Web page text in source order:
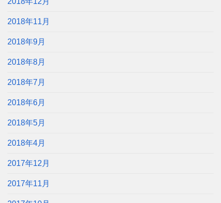
2018年11月
2018年9月
2018年8月
2018年7月
2018年6月
2018年5月
2018年4月
2017年12月
2017年11月